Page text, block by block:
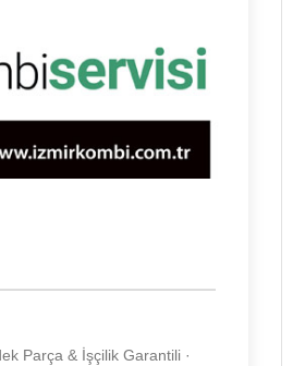
Parça & İşçilik Garantili ·